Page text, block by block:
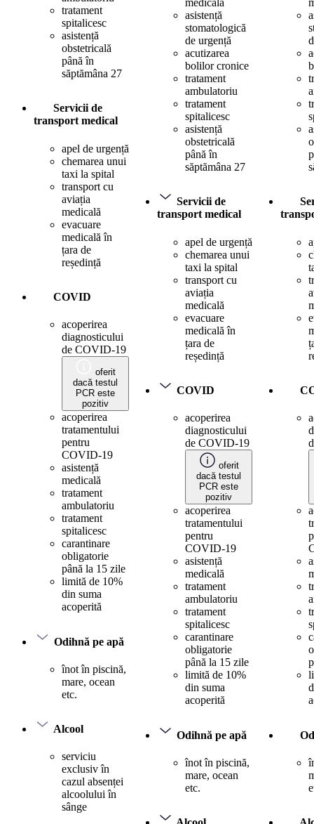
tratament
spitalicesc
asistență
obstetricală
până în
săptămâna 27
Servicii de
transport medical
apel de urgență
chemarea unui
taxi la spital
transport cu
aviația
medicală
evacuare
medicală în
țara de
reședință
COVID
acoperirea
diagnosticului
de COVID-19
oferit
dacă testul
PCR este
pozitiv
acoperirea
tratamentului
pentru
COVID-19
asistență
medicală
tratament
ambulatoriu
tratament
spitalicesc
carantinare
obligatorie
până la 15 zile
limită de 10%
din suma
acoperită
Odihnă pe apă
înot în piscină,
mare, ocean
etc.
Alcool
serviciu
exclusiv în
cazul absenței
alcoolului în
sânge
medicală
asistență
stomatologică
de urgență
acutizarea
bolilor cronice
tratament
ambulatoriu
tratament
spitalicesc
asistență
obstetricală
până în
săptămâna 27
Servicii de
transport medical
apel de urgență
chemarea unui
taxi la spital
transport cu
aviația
medicală
evacuare
medicală în
țara de
reședință
COVID
acoperirea
diagnosticului
de COVID-19
oferit
dacă testul
PCR este
pozitiv
acoperirea
tratamentului
pentru
COVID-19
asistență
medicală
tratament
ambulatoriu
tratament
spitalicesc
carantinare
obligatorie
până la 15 zile
limită de 10%
din suma
acoperită
Odihnă pe apă
înot în piscină,
mare, ocean
etc.